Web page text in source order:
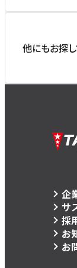
他にもお探
企
サ
採
お
お